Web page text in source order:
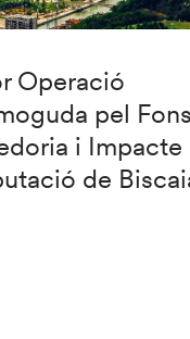
Operació
pel
i Impacte
de